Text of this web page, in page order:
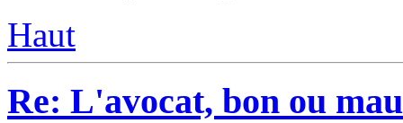
Haut
Re: L'avocat, bon ou